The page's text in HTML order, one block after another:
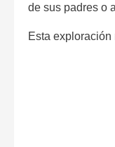
de sus padres o
Esta